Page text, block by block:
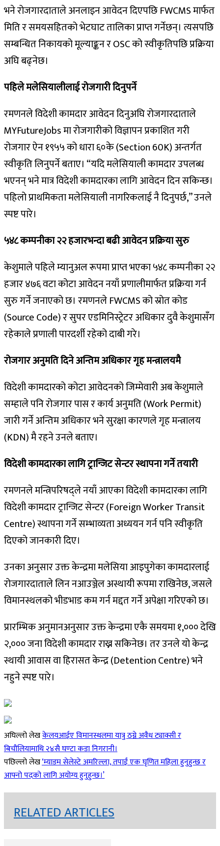
भने रोजगारदाताले अनलाइन आवेदन दिएपछि FWCMS मार्फत
मिति र समयसहितको भेटघाट तालिका प्राप्त गर्नेछन्। त्यसपछि
सम्बन्धित निकायको मूल्याङ्कन र OSC को स्वीकृतिपछि प्रक्रिया
अघि बढ्नेछ।
पहिले मलेसियालीलाई रोजगारी दिनुपर्ने
रमणनले विदेशी कामदार आवेदन दिनुअघि रोजगारदाताले
MYFutureJobs मा रोजगारीको विज्ञापन प्रकाशित गरी
रोजगार ऐन १९५५ को धारा ६०के (Section 60K) अन्तर्गत
स्वीकृति लिनुपर्ने बताए। “यदि मलेसियाली कामदार उपलब्ध
भएनन् भने मात्र विदेशी कामदारका लागि आवेदन दिन सकिन्छ।
पहिलो प्राथमिकता मलेसियाली नागरिकलाई नै दिनुपर्छ,” उनले
स्पष्ट पारे।
५४८ कम्पनीका २२ हजारभन्दा बढी आवेदन प्रक्रिया सुरु
केशुमाले पहिले म्यानुअल रूपमा प्राप्त भएका ५४८ कम्पनीका २२
हजार ४७६ वटा कोटा आवेदन नयाँ प्रणालीमार्फत प्रक्रिया गर्न
सुरु गर्ने जनाएको छ। रमणनले FWCMS को स्रोत कोड
(Source Code) र सुपर एडमिनिस्ट्रेटर अधिकार दुवै केशुमासँग
रहेकाले प्रणाली पारदर्शी रहेको दाबी गरे।
रोजगार अनुमति दिने अन्तिम अधिकार गृह मन्त्रालयमै
विदेशी कामदारको कोटा आवेदनको जिम्मेवारी अब केशुमाले
सम्हाले पनि रोजगार पास र कार्य अनुमति (Work Permit)
जारी गर्ने अन्तिम अधिकार भने सुरक्षा कारणले गृह मन्त्रालय
(KDN) मै रहने उनले बताए।
विदेशी कामदारका लागि ट्रान्जिट सेन्टर स्थापना गर्ने तयारी
रमणनले मन्त्रिपरिषद्ले नयाँ आएका विदेशी कामदारका लागि
विदेशी कामदार ट्रान्जिट सेन्टर (Foreign Worker Transit
Centre) स्थापना गर्ने सम्भाव्यता अध्ययन गर्न पनि स्वीकृति
दिएको जानकारी दिए।
उनका अनुसार उक्त केन्द्रमा मलेसिया आइपुगेका कामदारलाई
रोजगारदाताले लिन नआउञ्जेल अस्थायी रूपमा राखिनेछ, जसले
विमानस्थलको भीडभाड कम गर्न मद्दत गर्ने अपेक्षा गरिएको छ।
प्रारम्भिक अनुमानअनुसार उक्त केन्द्रमा एकै समयमा १,००० देखि
२,००० जना विदेशी कामदार राख्न सकिनेछ। तर उनले यो केन्द्र
स्थायी आवास वा हिरासत केन्द्र (Detention Centre) भने
नहुने स्पष्ट पारे।
अघिल्लो लेखकेलयआईए विमानस्थलमा यात्रु ठग्ने अवैध ट्याक्सी र
बिचौलियामाथि २४सै घण्टा कडा निगरानी।
पछिल्लो लेख‘म्याडम सेलेस्टे अमरिल्ला, तपाईं एक घृणित महिला हुनुहुन्छ र
आफ्नो पदको लागि अयोग्य हुनुहुन्छ।’
RELATED ARTICLES